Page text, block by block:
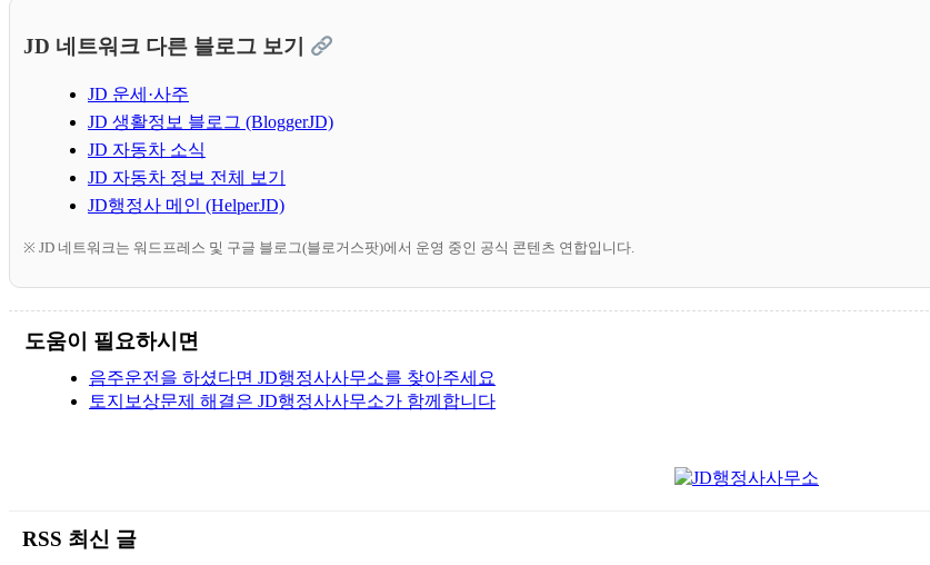
JD 네트워크 다른 블로그 보기
JD 운세·사주
JD 생활정보 블로그 (BloggerJD)
JD 자동차 소식
JD 자동차 정보 전체 보기
JD행정사 메인 (HelperJD)
※ JD 네트워크는 워드프레스 및 구글 블로그(블로거스팟)에서 운영 중인 공식 콘텐츠 연합입니다.
도움이 필요하시면
음주운전을 하셨다면 JD행정사사무소를 찾아주세요
토지보상문제 해결은 JD행정사사무소가 함께합니다
RSS 최신 글